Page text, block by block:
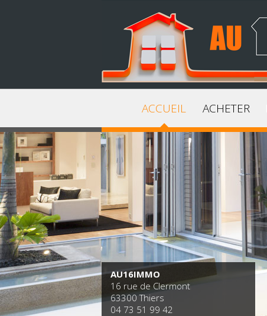
ACCUEIL ACHETER
AU16IMMO
16 rue de Clermont
63300 Thiers
04 73 51 99 42